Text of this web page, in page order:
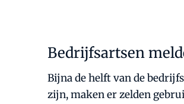
Bedrijfsartsen
Bijna de helft van de
zijn, maken er zelden